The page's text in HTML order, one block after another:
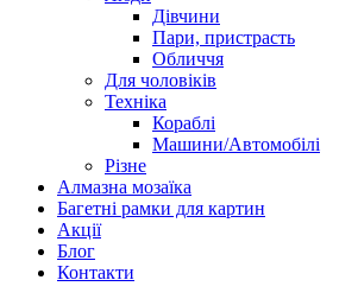
Дівчини
Пари, пристрасть
Обличчя
Для чоловіків
Техніка
Кораблі
Машини/Автомобілі
Різне
Алмазна мозаїка
Багетні рамки для картин
Акції
Блог
Контакти